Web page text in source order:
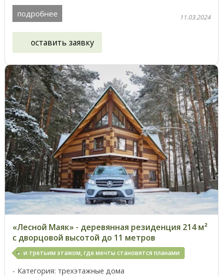
подробнее 11.03.2024
оставить заявку
«Лесной Маяк» - деревянная резиденция 214 м²
с дворцовой высотой до 11 метров
и третьим этажом, где мечты становятся планами
Категория: трехэтажные дома